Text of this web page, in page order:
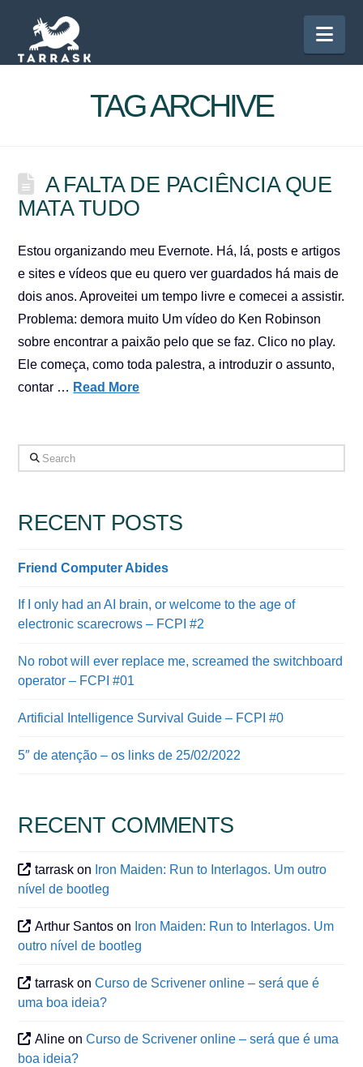
TAG ARCHIVE
A FALTA DE PACIÊNCIA QUE
MATA TUDO
Estou organizando meu Evernote. Há, lá, posts e artigos
e sites e vídeos que eu quero ver guardados há mais de
dois anos. Aproveitei um tempo livre e comecei a assistir.
Problema: demora muito Um vídeo do Ken Robinson
sobre encontrar a paixão pelo que se faz. Clico no play.
Ele começa, como toda palestra, a introduzir o assunto,
contar … Read More
Search
RECENT POSTS
Friend Computer Abides
If I only had an AI brain, or welcome to the age of
electronic scarecrows – FCPI #2
No robot will ever replace me, screamed the switchboard
operator – FCPI #01
Artificial Intelligence Survival Guide – FCPI #0
5″ de atenção – os links de 25/02/2022
RECENT COMMENTS
tarrask on Iron Maiden: Run to Interlagos. Um outro
nível de bootleg
Arthur Santos on Iron Maiden: Run to Interlagos. Um
outro nível de bootleg
tarrask onCurso de Scrivener online – será que é
uma boa ideia?
Aline onCurso de Scrivener online – será que é uma
boa ideia?